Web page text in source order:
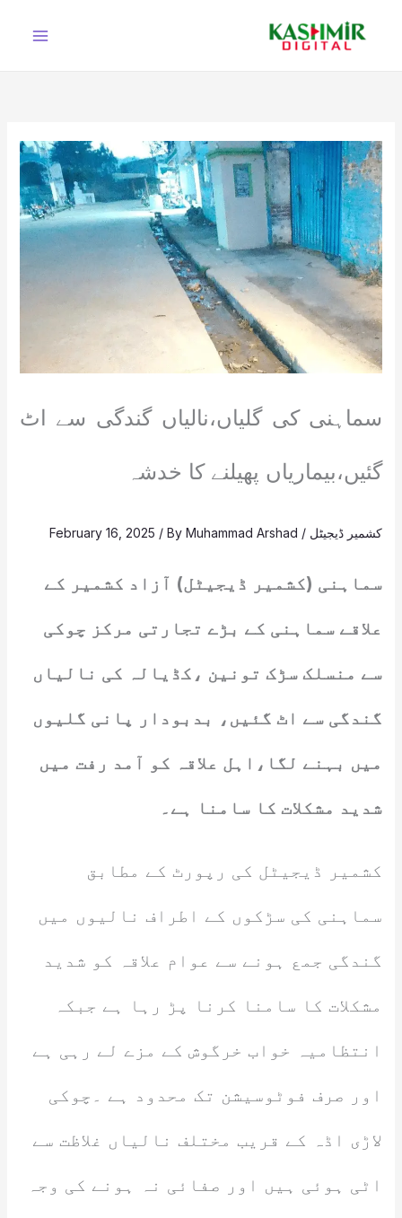
سماہنی کی گلیاں،نالیاں گندگی سے اٹ
گئیں،بیماریاں پھیلنے کا خدشہ
کشمیر ڈیجیٹل /
February 16, 2025 / ByMuhammad Arshad
سماہنی (کشمیر ڈیجیٹل) آزاد کشمیر کے
علاقے سماہنی کے بڑے تجارتی مرکز چوکی
سے منسلک سڑک تونین ،کڈیالہ کی نالیاں
گندگی سے اٹ گئیں، بدبودار پانی گلیوں
میں بہنے لگا،اہل علاقہ کو آمد رفت میں
شدید مشکلات کا سامنا ہے۔
کشمیر ڈیجیٹل کی رپورٹ کے مطابق
سماہنی کی سڑکوں کے اطراف نالیوں میں
گندگی جمع ہونے سے عوام علاقہ کو شدید
مشکلات کا سامنا کرنا پڑ رہا ہے جبکہ
انتظامیہ خواب خرگوش کے مزے لے رہی ہے
اور صرف فوٹوسیشن تک محدود ہے ۔چوکی
لاڑی اڈہ کے قریب مختلف نالیاں غلاظت سے
اٹی ہوئی ہیں اور صفائی نہ ہونے کی وجہ